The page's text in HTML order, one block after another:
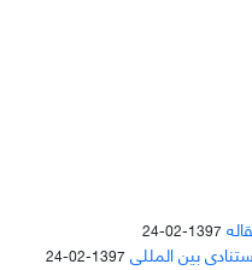
1397-02-24
بین المللی 1397-02-24